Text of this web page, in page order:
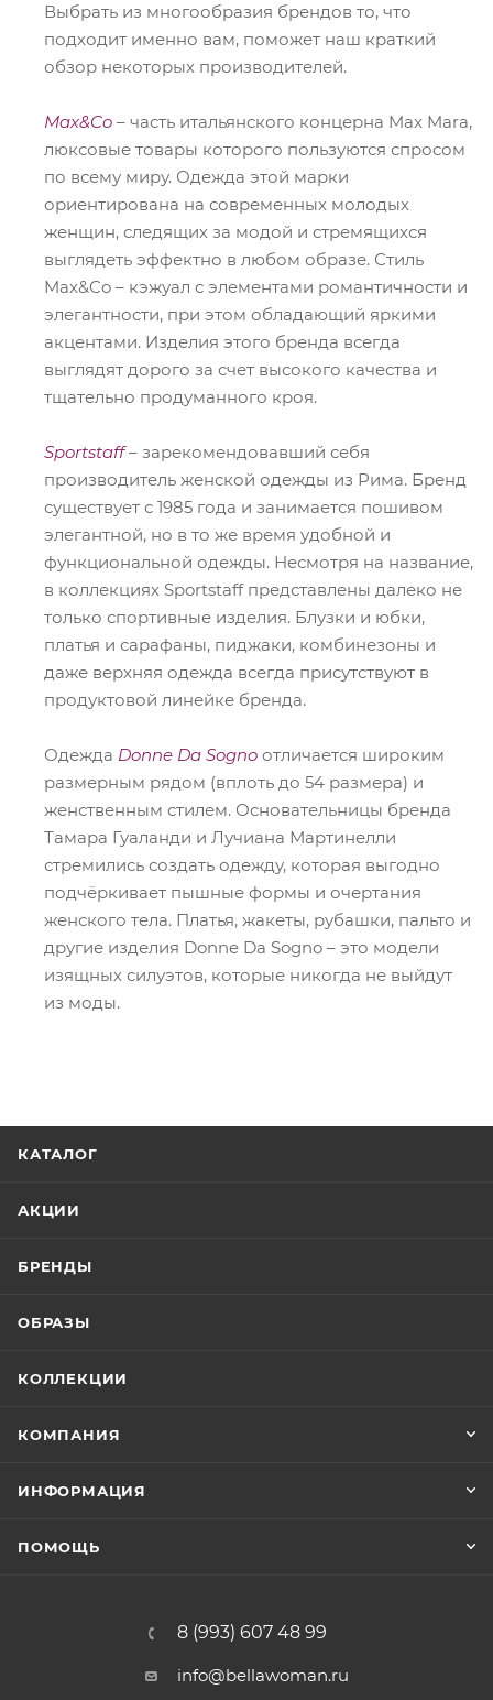
Выбрать из многообразия брендов то, что
подходит именно вам, поможет наш краткий
обзор некоторых производителей.
Max&Co – часть итальянского концерна Max Mara,
люксовые товары которого пользуются спросом
по всему миру. Одежда этой марки
ориентирована на современных молодых
женщин, следящих за модой и стремящихся
выглядеть эффектно в любом образе. Стиль
Max&Co – кэжуал с элементами романтичности и
элегантности, при этом обладающий яркими
акцентами. Изделия этого бренда всегда
выглядят дорого за счет высокого качества и
тщательно продуманного кроя.
Sportstaff – зарекомендовавший себя
производитель женской одежды из Рима. Бренд
существует с 1985 года и занимается пошивом
элегантной, но в то же время удобной и
функциональной одежды. Несмотря на название,
в коллекциях Sportstaff представлены далеко не
только спортивные изделия. Блузки и юбки,
платья и сарафаны, пиджаки, комбинезоны и
даже верхняя одежда всегда присутствуют в
продуктовой линейке бренда.
Одежда Donne Da Sogno отличается широким
размерным рядом (вплоть до 54 размера) и
женственным стилем. Основательницы бренда
Тамара Гуаланди и Лучиана Мартинелли
стремились создать одежду, которая выгодно
подчёркивает пышные формы и очертания
женского тела. Платья, жакеты, рубашки, пальто и
другие изделия Donne Da Sogno – это модели
изящных силуэтов, которые никогда не выйдут
из моды.
КАТАЛОГ
АКЦИИ
БРЕНДЫ
ОБРАЗЫ
КОЛЛЕКЦИИ
КОМПАНИЯ
ИНФОРМАЦИЯ
ПОМОЩЬ
8 (993) 607 48 99
info@bellawoman.ru